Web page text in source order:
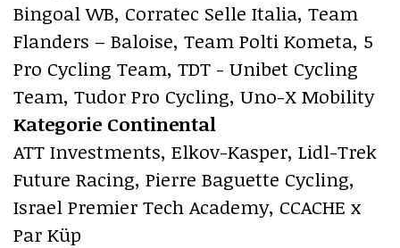
Bingoal WB, Corratec Selle Italia, Team
Flanders – Baloise, Team Polti Kometa, 5
Pro Cycling Team, TDT - Unibet Cycling
Team, Tudor Pro Cycling, Uno-X Mobility
Kategorie Continental
ATT Investments, Elkov-Kasper, Lidl-Trek
Future Racing, Pierre Baguette Cycling,
Israel Premier Tech Academy, CCACHE x
Par Küp